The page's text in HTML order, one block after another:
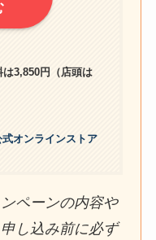
3,850円（店頭は
オンラインストア
ペーンの内容や
し込み前に必ず